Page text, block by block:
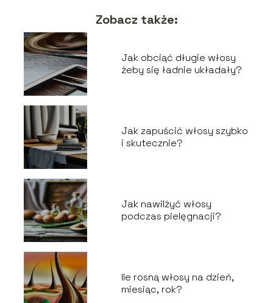
Zobacz także:
Jak obciąć długie włosy
żeby się ładnie układały?
Jak zapuścić włosy szybko
i skutecznie?
Jak nawilżyć włosy
podczas pielęgnacji?
Ile rosną włosy na dzień,
miesiąc, rok?